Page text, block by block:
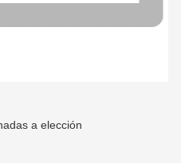
a elección